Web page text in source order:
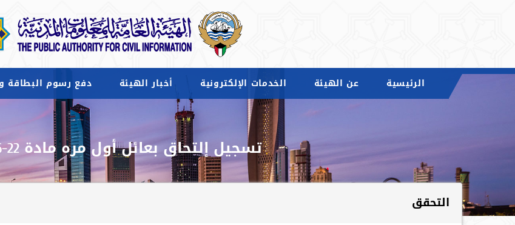
الرئيسية عن الهيئة الخدمات الإلكترونية أخبار الهيئة دفع رسوم البطاقة
تسجيل إلتحاق بعائل أول مره مادة 22-26-27-29
التحقق